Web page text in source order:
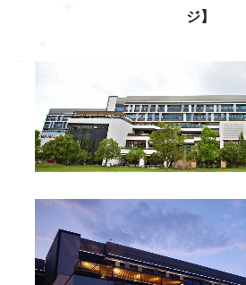
ジ】